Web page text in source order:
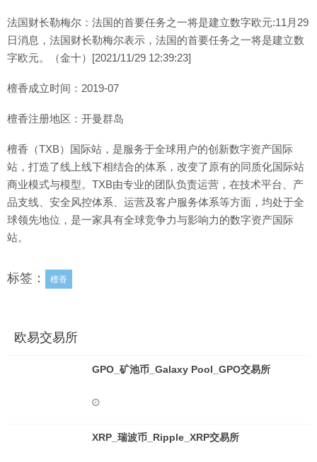
法国财长勒梅尔：法国的首要任务之一将是建立数字欧元:11月29
日消息，法国财长勒梅尔表示，法国的首要任务之一将是建立数
字欧元。（金十）[2021/11/29 12:39:23]
檀香成立时间：2019-07
檀香注册地区：开曼群岛
檀香（TXB）国际站，是服务于全球用户的创新数字资产国际
站，打造了线上线下相结合的体系，改变了原有的同质化国际站
商业模式与模型。TXB由专业的团队负责运营，在技术平台、产
品支线、安全风控体系、运营及客户服务体系等方面，均处于全
球领先地位，是一家具有全球竞争力与影响力的数字资产国际
站。
标签： 檀香
欧易交易所
GPO_矿池币_Galaxy Pool_GPO交易所
XRP_瑞波币_Ripple_XRP交易所